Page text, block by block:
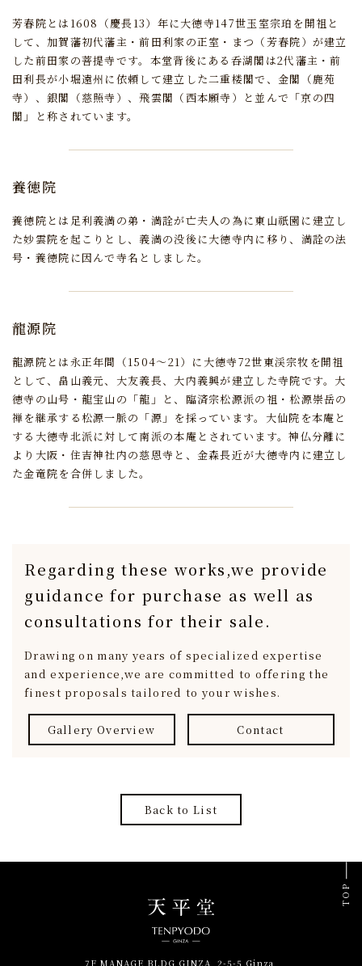
芳春院とは1608（慶長13）年に大徳寺147世玉室宗珀を開祖と
して、 加賀藩初代藩主・前田利家の正室・まつ（芳春院）が建立
した前田家の菩提寺です。 本堂背後にある呑湖閣は2代藩主・前
田利長が小堀遠州に依頼して建立した二重楼閣で、 金閣（鹿苑
寺）、銀閣（慈照寺）、飛雲閣（西本願寺）と並んで「京の四
閣」と称されています。
養徳院
養徳院とは足利義満の弟・満詮が亡夫人の為に東山祇園に建立し
た妙雲院を起こりとし、義満の没後に大徳寺内に移り、 満詮の法
号・養徳院に因んで寺名としました。
龍源院
龍源院とは永正年間（1504～21）に大徳寺72世東渓宗牧を開祖
として、 畠山義元、大友義長、大内義興が建立した寺院です。 大
徳寺の山号・龍宝山の「龍」と、 臨済宗松源派の祖・松源崇岳の
禅を継承する松源一脈の「源」を採っています。 大仙院を本庵と
する大徳寺北派に対して南派の本庵とされています。神仏分離に
より大阪・住吉神社内の慈恩寺と、 金森長近が大徳寺内に建立し
た金竜院を合併しました。
Regarding these works,we provide
guidance for purchase as well as
consultations for their sale.
Drawing on many years of specialized expertise
and experience, we are committed to offering the
finest proposals tailored to your wishes.
Gallery Overview Contact
Back to List
7F MANAGE BLDG GINZA, 2-5-5 Ginza,
TOP